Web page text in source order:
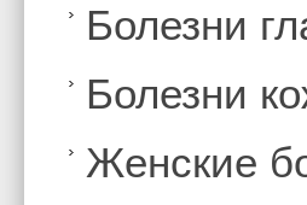
Болезни
Болезни
Женские